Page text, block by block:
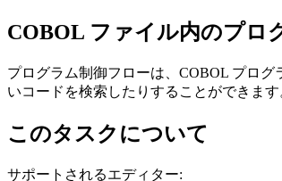
COBOL ファイル内のプロ
プログラム制御フローは、COBOL プロ
いコードを検索したりすることができます
このタスクについて
サポートされるエディター: